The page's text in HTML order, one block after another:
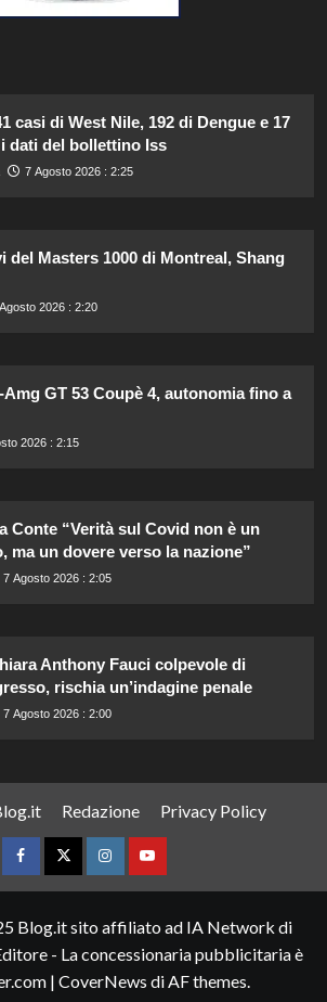
casi di West Nile, 192 di Dengue e 17
dati del bollettino Iss
7 Agosto 2026 : 2:25
del Masters 1000 di Montreal, Shang
2026 : 2:20
GT 53 Coupè 4, autonomia fino a
2026 : 2:15
Conte “Verità sul Covid non è un
ma un dovere verso la nazione”
7 Agosto 2026 : 2:05
Anthony Fauci colpevole di
rischia un’indagine penale
7 Agosto 2026 : 2:00
Redazione Privacy Policy
FacebookTwitterInstagramYouTube
Blog.it sito affiliato ad IA Network di
- La concessionaria pubblicitaria è
| CoverNews di AF themes.